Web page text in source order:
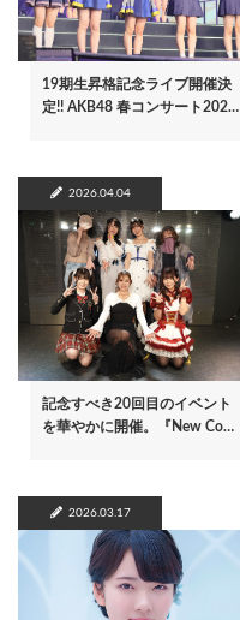
19期生昇格記念ライブ開催決
定!! AKB48 春コンサート202…
2026.04.04
記念すべき20回目のイベント
を華やかに開催。『New Co…
2026.03.17